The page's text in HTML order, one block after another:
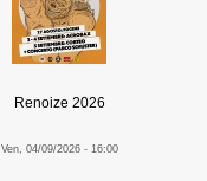
Renoize 2026
Ven, 04/09/2026 - 16:00